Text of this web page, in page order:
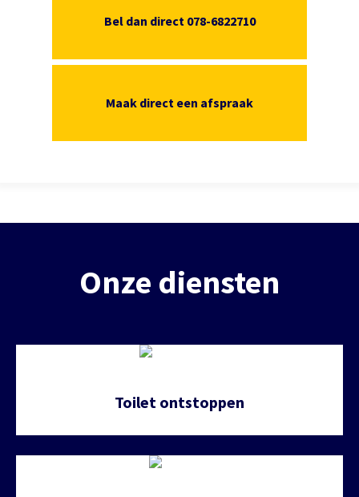
Bel dan direct 078-6822710
Maak direct een afspraak
Onze diensten
Toilet ontstoppen